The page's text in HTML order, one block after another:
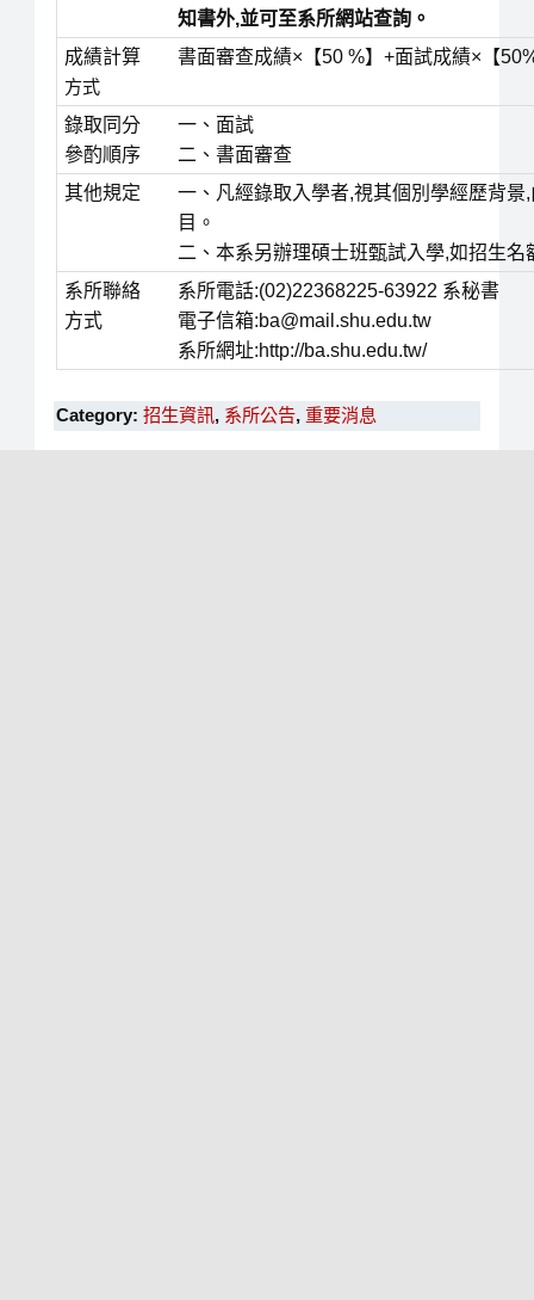
知書外,並可至系所網站查詢。
成績計算
方式
書面審查成績×【50 %】+面試成績×【
錄取同分
參酌順序
一、面試
二、書面審查
其他規定
一、凡經錄取入學者,視其個別學經歷背
目。
二、本系另辦理碩士班甄試入學,如招生
系所聯絡
方式
系所電話:(02)22368225-63922 系秘書
電子信箱:ba@mail.shu.edu.tw
系所網址:http://ba.shu.edu.tw/
Category: 招生資訊, 系所公告, 重要消息